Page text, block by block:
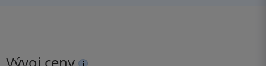
Vývoj ceny